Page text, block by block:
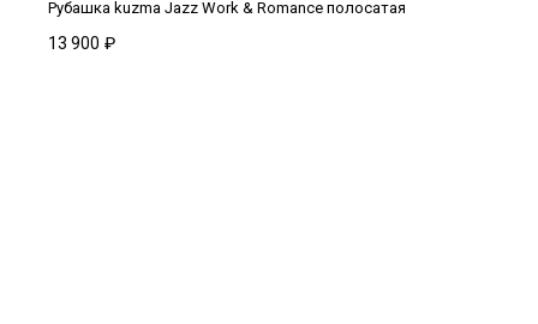
Рубашка kuzma Jazz Work & Romance полосатая
13 900 ₽